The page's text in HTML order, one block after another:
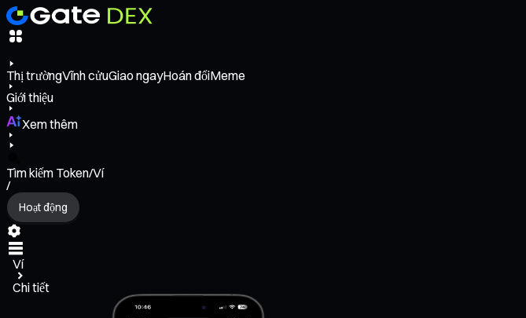
Thị trườngVĩnh cửuGiao ngayHoán đổiMeme
Giới thiệu
Xem thêm
Tìm kiếm Token/Ví
/
Hoạt động
Ví
Chi tiết